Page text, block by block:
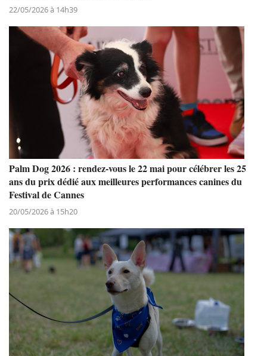
22/05/2026 à 14h39
Palm Dog 2026 : rendez-vous le 22 mai pour célébrer les 25
ans du prix dédié aux meilleures performances canines du
Festival de Cannes
20/05/2026 à 15h20